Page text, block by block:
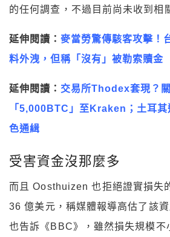
的任何調查，不過目前尚未收到相
延伸閱讀： 麥當勞驚傳駭客攻擊！
料外洩，但稱「沒有」被勒索贖金
延伸閱讀： 交易所Thodex套現？
「5,000BTC」至Kraken；土耳
色通緝
受害資金沒那麼多
而且 Oosthuizen 也拒絕證實損失
36 億美元，稱媒體報導高估了該
也告訴《BBC》，雖然損失規模不